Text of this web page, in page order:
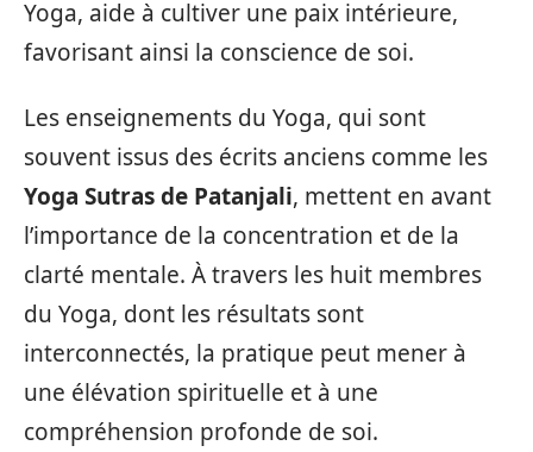
Yoga, aide à cultiver une paix intérieure,
favorisant ainsi la conscience de soi.
Les enseignements du Yoga, qui sont
souvent issus des écrits anciens comme les
Yoga Sutras de Patanjali, mettent en avant
l’importance de la concentration et de la
clarté mentale. À travers les huit membres
du Yoga, dont les résultats sont
interconnectés, la pratique peut mener à
une élévation spirituelle et à une
compréhension profonde de soi.